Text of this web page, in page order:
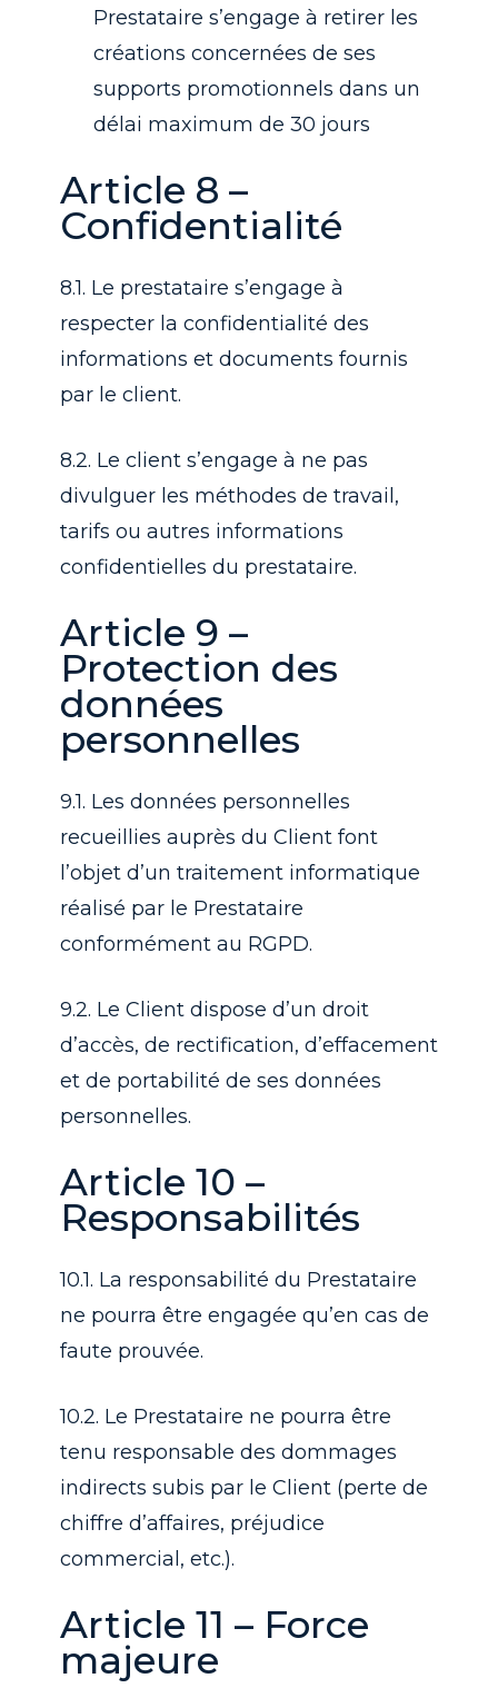
Prestataire s’engage à retirer les
créations concernées de ses
supports promotionnels dans un
délai maximum de 30 jours
Article 8 –
Confidentialité
8.1. Le prestataire s’engage à
respecter la confidentialité des
informations et documents fournis
par le client.
8.2. Le client s’engage à ne pas
divulguer les méthodes de travail,
tarifs ou autres informations
confidentielles du prestataire.
Article 9 –
Protection des
données
personnelles
9.1. Les données personnelles
recueillies auprès du Client font
l’objet d’un traitement informatique
réalisé par le Prestataire
conformément au RGPD.
9.2. Le Client dispose d’un droit
d’accès, de rectification, d’effacement
et de portabilité de ses données
personnelles.
Article 10 –
Responsabilités
10.1. La responsabilité du Prestataire
ne pourra être engagée qu’en cas de
faute prouvée.
10.2. Le Prestataire ne pourra être
tenu responsable des dommages
indirects subis par le Client (perte de
chiffre d’affaires, préjudice
commercial, etc.).
Article 11 – Force
majeure